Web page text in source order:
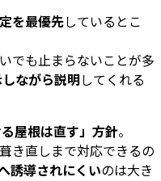
を最優先しているとこ
でも止まらないことが多
ながら説明してくれる
る屋根は直す」方針。
き直しまで対応できるの
誘導されにくいのは大き